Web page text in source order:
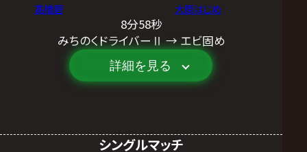
髙橋碧 大原はじめ
8分58秒
みちのくドライバーⅡ → エビ固め
詳細を見る
シングルマッチ